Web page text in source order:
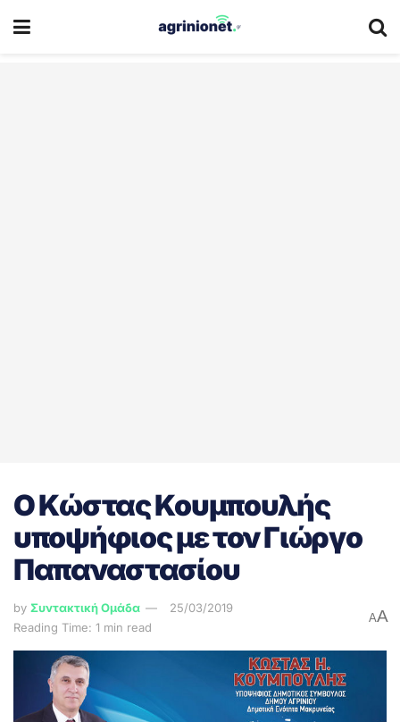
Ο Κώστας Κουμπουλής
υποψήφιος με τον Γιώργο
Παπαναστασίου
by Συντακτική Ομάδα
25/03/2019
Reading Time: 1 min read
AA